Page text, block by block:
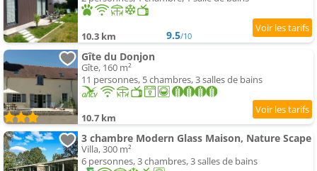
10.3 km 9.5/10
Gîte du Donjon
Gîte, 160 m²
11 personnes, 5 chambres, 3 salles de bains
10.7 km
3 chambre Modern Glass Maison, Nature Scape
Villa, 300 m²
6 personnes, 3 chambres, 3 salles de bains